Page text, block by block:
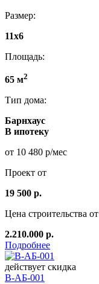
Размер:
11x6
Площадь:
65 м2
Тип дома:
Барнхаус
В ипотеку
от 10 480 р/мес
Проект от
19 500 р.
Цена строительства от
2.210.000 р.
Подробнее
действует скидка
В-АБ-001